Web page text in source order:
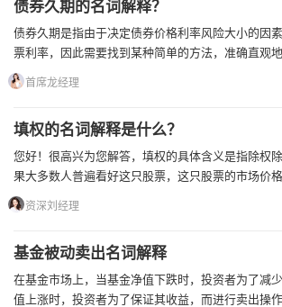
债券久期的名词解释？
债券久期是指由于决定债券价格利率风险大小的因
票利率，因此需要找到某种简单的方法，准确直观
首席龙经理
填权的名词解释是什么？
您好！很高兴为您解答，填权的具体含义是指除权
果大多数人普遍看好这只股票，这只股票的市场价
资深刘经理
基金被动卖出名词解释
在基金市场上，当基金净值下跌时，投资者为了减
值上涨时，投资者为了保证其收益，而进行卖出操